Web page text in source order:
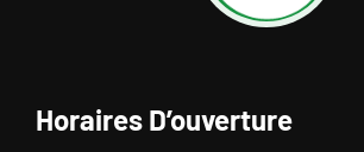
Horaires D’ouverture